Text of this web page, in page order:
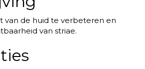
van de huid te verbeteren en
van striae.